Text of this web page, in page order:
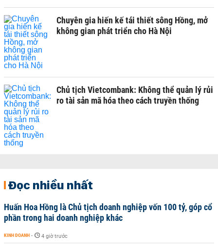
Chuyên gia hiến kế tái thiết sông Hồng, mở
không gian phát triển cho Hà Nội
Chủ tịch Vietcombank: Không thể quản lý rủi
ro tài sản mã hóa theo cách truyền thống
Đọc nhiều nhất
Huấn Hoa Hồng là Chủ tịch doanh nghiệp vốn 100 tỷ, góp cổ
phần trong hai doanh nghiệp khác
KINH DOANH - 4 giờ trước